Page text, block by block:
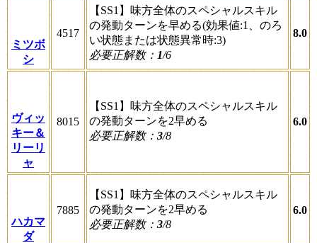
ミツボ
シ
4517
【SS1】味方全体のスペシャルスキル
の発動ターンを早める(効果値:1、のろ
い状態または状態異常時:3)
必要正解数： 1/6
8.0
ヴィッ
キー＆
リーリ
ャ
8015
【SS1】味方全体のスペシャルスキル
の発動ターンを2早める
必要正解数： 3/8
6.0
ハカマ
ダ
7885
【SS1】味方全体のスペシャルスキル
の発動ターンを2早める
必要正解数： 3/8
6.0